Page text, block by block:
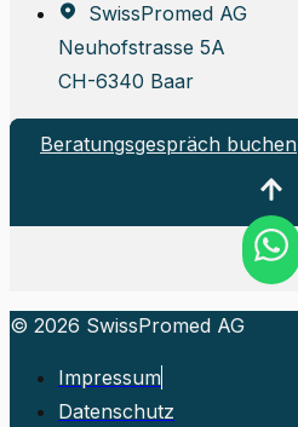
SwissPromed AG
Neuhofstrasse 5A
CH-6340 Baar
Beratungsgespräch buchen
© 2026 SwissPromed AG
Impressum
Datenschutz